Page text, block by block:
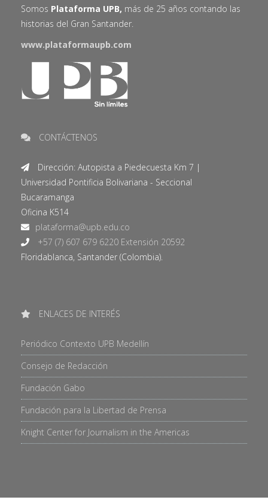
Somos Plataforma UPB, más de 25 años contando las
historias del Gran Santander.
www.plataformaupb.com
CONTÁCTENOS
Dirección: Autopista a Piedecuesta Km 7 |
Universidad Pontificia Bolivariana - Seccional
Bucaramanga
Oficina K514
+57 (7) 607 679 6220 Extensión 20592
Floridablanca, Santander (Colombia).
ENLACES DE INTERÉS
Periódico Contexto UPB Medellín
Consejo de Redacción
Fundación Gabo
Fundación para la Libertad de Prensa
Knight Center for Journalism in the Americas